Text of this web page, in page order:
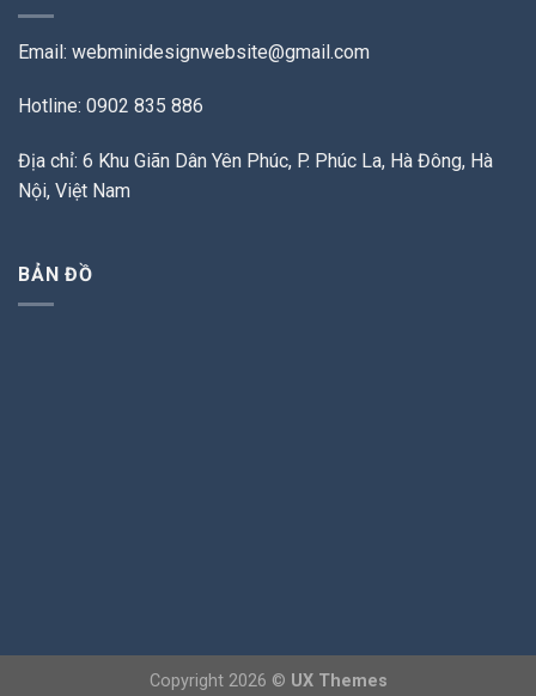
Email: webminidesignwebsite@gmail.com
Hotline: 0902 835 886
Địa chỉ: 6 Khu Giãn Dân Yên Phúc, P. Phúc La, Hà Đông, Hà
Nội, Việt Nam
BẢN ĐỒ
Copyright 2026 © UX Themes